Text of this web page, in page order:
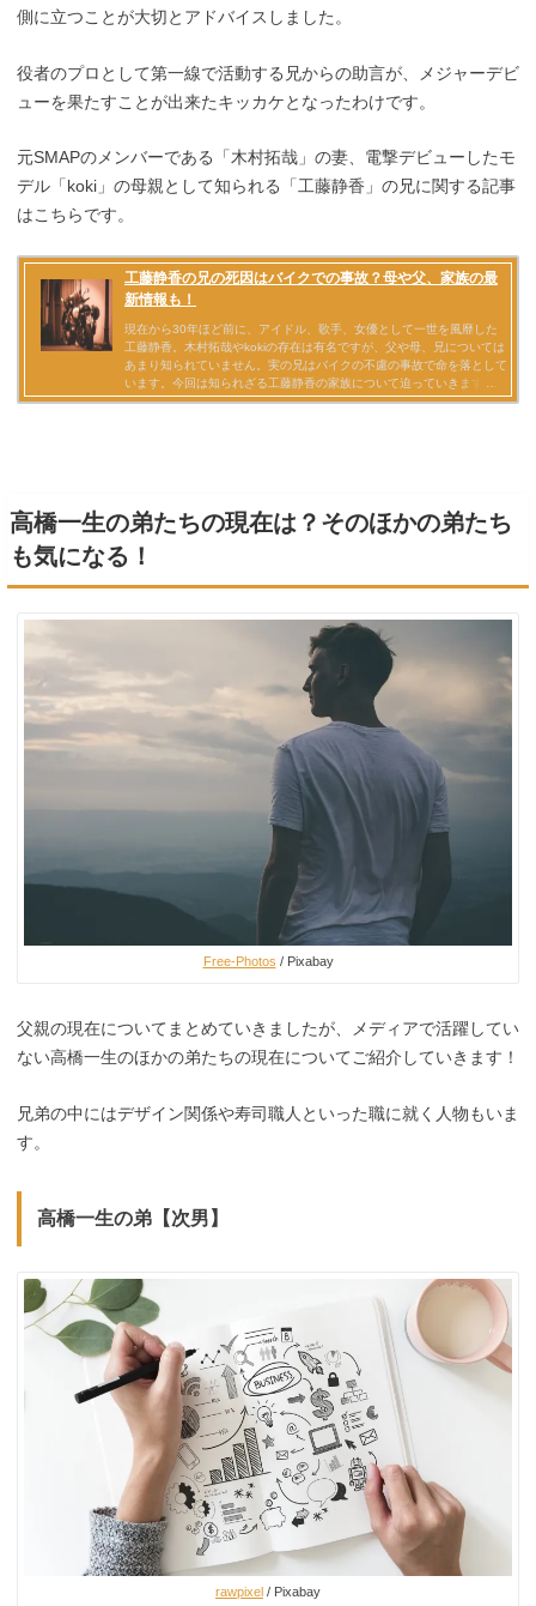
側に立つことが大切とアドバイスしました。
役者のプロとして第一線で活動する兄からの助言が、メジャーデビ
ューを果たすことが出来たキッカケとなったわけです。
元SMAPのメンバーである「木村拓哉」の妻、電撃デビューしたモ
デル「koki」の母親として知られる「工藤静香」の兄に関する記事
はこちらです。
高橋一生の弟たちの現在は？そのほかの弟たち
も気になる！
Free-Photos / Pixabay
父親の現在についてまとめていきましたが、メディアで活躍してい
ない高橋一生のほかの弟たちの現在についてご紹介していきます！
兄弟の中にはデザイン関係や寿司職人といった職に就く人物もいま
す。
高橋一生の弟【次男】
rawpixel / Pixabay